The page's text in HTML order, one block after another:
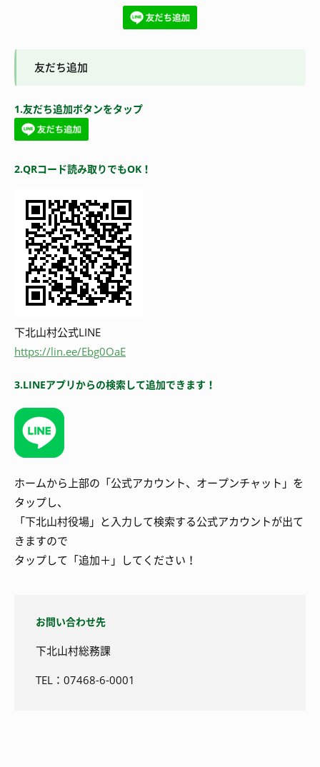
友だち追加
1.友だち追加ボタンをタップ
2.QRコード読み取りでもOK！
下北山村公式LINE
https://lin.ee/Ebg0OaE
3.LINEアプリからの検索して追加できます！
ホームから上部の「公式アカウント、オープンチャット」を
タップし、
「下北山村役場」と入力して検索する公式アカウントが出て
きますので
タップして「追加＋」してください！
お問い合わせ先
下北山村総務課
TEL：07468-6-0001